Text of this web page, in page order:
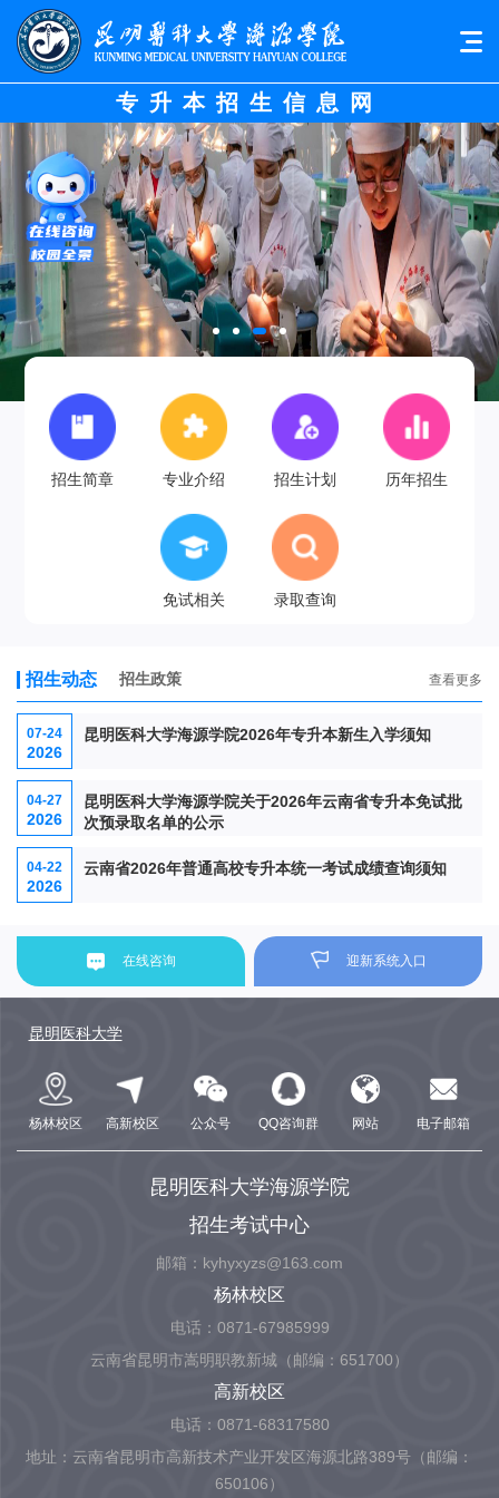
专升本招生信息网
招生简章 专业介绍 招生计划 历年招生
免试相关 录取查询
招生动态 招生政策 查看更多
07-24
2026
昆明医科大学海源学院2026年专升本新生入学须知
04-27
2026
昆明医科大学海源学院关于2026年云南省专升本免试批
次预录取名单的公示
04-22
2026
云南省2026年普通高校专升本统一考试成绩查询须知
在线咨询 迎新系统入口
昆明医科大学
杨林校区 高新校区 公众号 QQ咨询群 网站 电子邮箱
昆明医科大学海源学院
招生考试中心
邮箱：kyhyxyzs@163.com
杨林校区
电话：0871-67985999
云南省昆明市嵩明职教新城（邮编：651700）
高新校区
电话：0871-68317580
地址：云南省昆明市高新技术产业开发区海源北路389号（邮编：
650106）